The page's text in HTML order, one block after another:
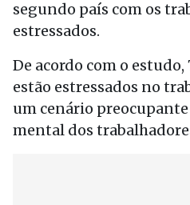
segundo país com os
estressados.
De acordo com o
estão estressados no
um cenário preocupante
mental dos